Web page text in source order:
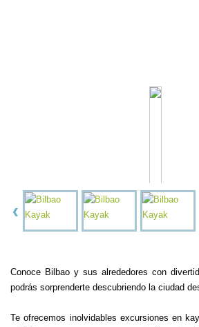
Conoce Bilbao y sus alrededores con
podrás sorprenderte descubriendo la ciudad
Te ofrecemos inolvidables excursiones en